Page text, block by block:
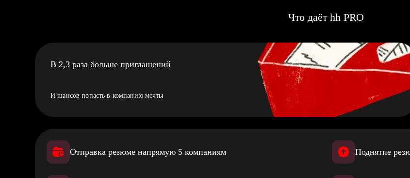
Что даёт hh PRO
В 2,3 раза больше приглашений
И шансов попасть в компанию мечты
Отправка резюме напрямую 5 компаниям Поднятие